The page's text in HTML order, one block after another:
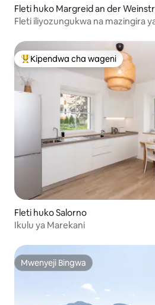
Fleti huko Margreid an der
Fleti iliyozungukwa na mazingira
Kipendwa maarufu cha wageni
Kipendwa cha wageni
Fleti huko Salorno
Ikulu ya Marekani
Mwenyeji Bingwa
Mwenyeji Bingwa